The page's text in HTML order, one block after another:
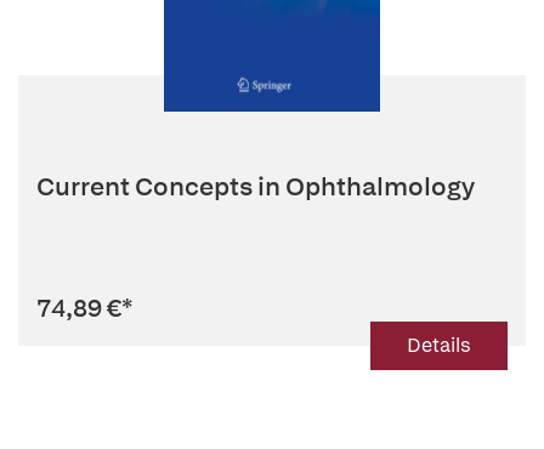
Current Concepts in Ophthalmology
74,89 €*
Details